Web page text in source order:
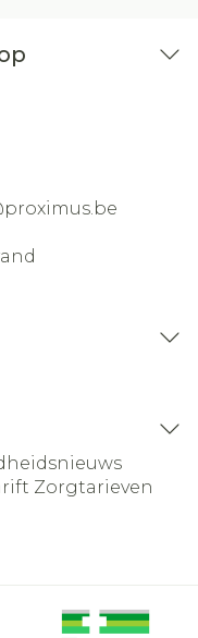
proximus.be
Zorgtarieven